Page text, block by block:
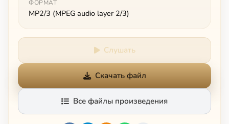
ФОРМАТ
MP2/3 (MPEG audio layer 2/3)
Слушать
Скачать файл
Все файлы произведения